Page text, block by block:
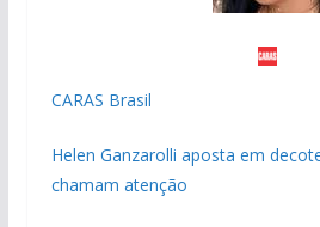
CARAS Brasil
Helen Ganzarolli aposta em
chamam atenção